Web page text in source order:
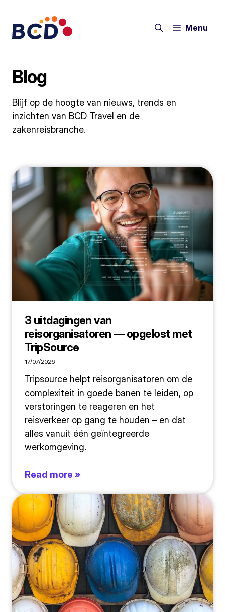
Menu
Blog
Blijf op de hoogte van nieuws, trends en
inzichten van BCD Travel en de
zakenreisbranche.
3 uitdagingen van
reisorganisatoren — opgelost met
TripSource
17/07/2026
Tripsource helpt reisorganisatoren om de
complexiteit in goede banen te leiden, op
verstoringen te reageren en het
reisverkeer op gang te houden – en dat
alles vanuit één geïntegreerde
werkomgeving.
Read more »